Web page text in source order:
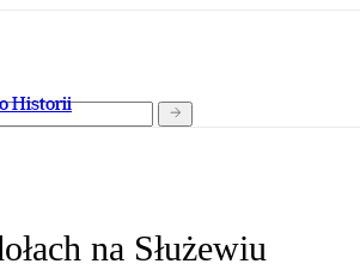
Historii
na Służewiu